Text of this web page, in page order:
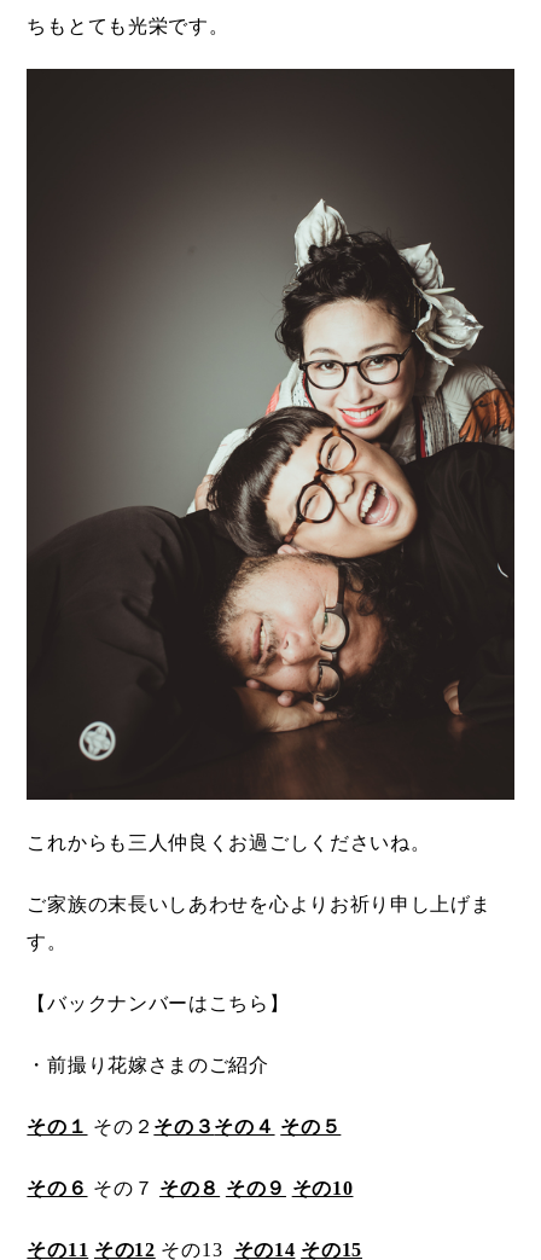
ちもとても光栄です。
これからも三人仲良くお過ごしくださいね。
ご家族の末長いしあわせを心よりお祈り申し上げま
す。
【バックナンバーはこちら】
・前撮り花嫁さまのご紹介
その１ その２ その３ その４ その５
その６ その７ その８ その９ その10
その11 その12 その13 その14 その15